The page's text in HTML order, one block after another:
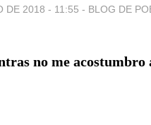
DE 2018 - 11:55 - BLOG DE
no me